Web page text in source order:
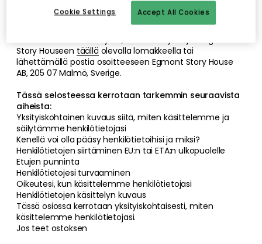
Royal Designin sähköpostiosoite on info@royaldesign.fi ja
postiosoite Porfyrvägen 2, 382 92 Nybro, Ruosti.
Jos sinulla on kysyttävää Egmont Story Housen
suorittamasta käsittelystä, voit ottaa yhteyttä Egmont
Story Houseen täällä olevalla lomakkeella tai
lähettämällä postia osoitteeseen Egmont Story House
AB, 205 07 Malmö, Sverige.
Tässä selosteessa kerrotaan tarkemmin seuraavista
aiheista:
Yksityiskohtainen kuvaus siitä, miten käsittelemme ja
säilytämme henkilötietojasi
Kenellä voi olla pääsy henkilötietoihisi ja miksi?
Henkilötietojen siirtäminen EU:n tai ETA:n ulkopuolelle
Etujen punninta
Henkilötietojesi turvaaminen
Oikeutesi, kun käsittelemme henkilötietojasi
Henkilötietojen käsittelyn kuvaus
Tässä osiossa kerrotaan yksityiskohtaisesti, miten
käsittelemme henkilötietojasi.
Jos teet ostoksen
Accept All Cookies
Cookie Settings